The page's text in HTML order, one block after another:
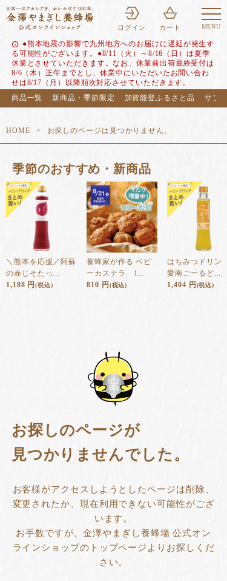
MENU
ログイン カート
info ●熊本地震の影響で九州地方へのお届けに遅延が発生す
る可能性がございます。●8/11（火）～8/16（日）は夏季
休業とさせていただきます。なお、休業前出荷最終受付は
8/6（木）正午までとし、休業中にいただいたお問い合わ
せは8/17（月）以降順次対応させていただきます。
商品一覧
新商品・季節限定 加賀能登ふるさと品 サブ
HOME お探しのページは見つかりません。
季節のおすすめ・新商品
＼熊本を応援／阿蘇
の赤じそたっ...
1,188 円(税込)
養蜂家が作る ベビ
ーカステラ 1...
810 円(税込)
はちみつドリン
愛南ごーるど...
1,404 円(税込)
お探しのページが
見つかりませんでした。
お客様がアクセスしようとしたページは削除、
変更されたか、現在利用できない可能性がござ
います。
お手数ですが、金澤やまぎし養蜂場 公式オン
ラインショップのトップページよりお探しくだ
さい。